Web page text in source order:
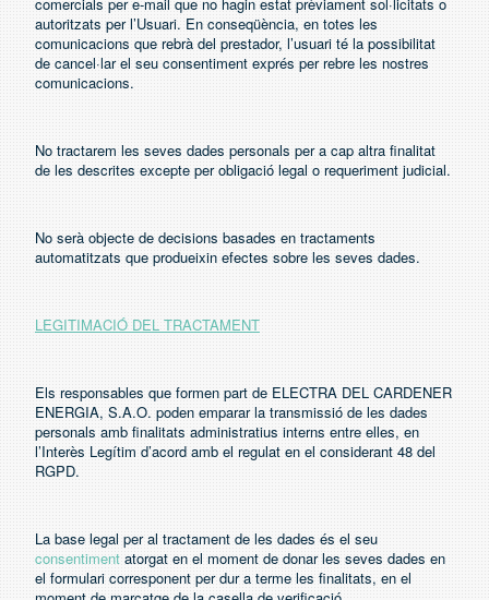
autoritzats per l’Usuari. En conseqüència, en totes les
comunicacions que rebrà del prestador, l’usuari té la possibilitat
de cancel·lar el seu consentiment exprés per rebre les nostres
comunicacions.
No tractarem les seves dades personals per a cap altra finalitat
de les descrites excepte per obligació legal o requeriment judicial.
No serà objecte de decisions basades en tractaments
automatitzats que produeixin efectes sobre les seves dades.
LEGITIMACIÓ DEL TRACTAMENT
Els responsables que formen part de ELECTRA DEL CARDENER
ENERGIA, S.A.O. poden emparar la transmissió de les dades
personals amb finalitats administratius interns entre elles, en
l’Interès Legítim d’acord amb el regulat en el considerant 48 del
RGPD.
La base legal per al tractament de les dades és el seu
consentiment atorgat en el moment de donar les seves dades en
el formulari corresponent per dur a terme les finalitats, en el